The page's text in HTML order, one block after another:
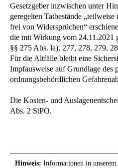
Gesetzgeber inzwischen unter
geregelten Tatbestände
frei von Widersprüchen“
die mit Wirkung vom 24.11.2021
§§ 275 Abs. la), 277, 278, 279,
Für die Altfälle bleibt eine
Impfausweise auf Grundlage des
ordnungsbehördlichen
Die Kosten- und
Abs. 2 StPO.
Hinweis: Informationen in